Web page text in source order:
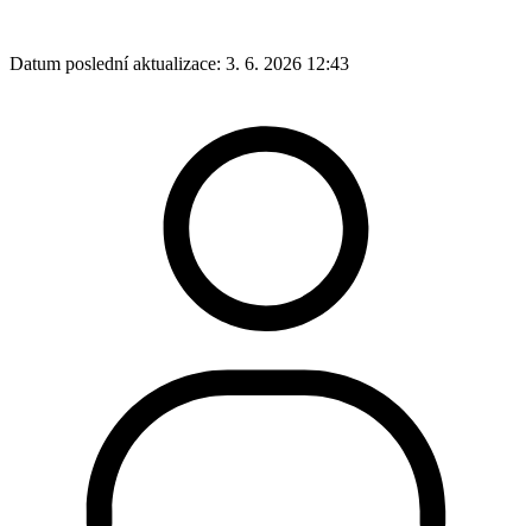
Datum poslední aktualizace: 3. 6. 2026 12:43